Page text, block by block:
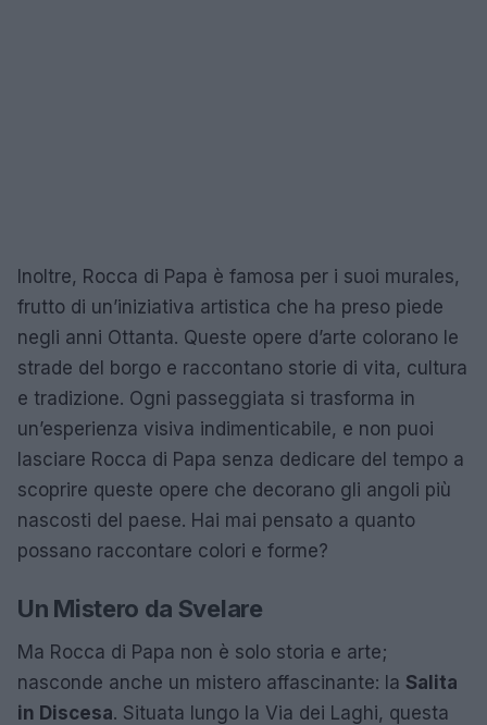
Inoltre, Rocca di Papa è famosa per i suoi murales,
frutto di un’iniziativa artistica che ha preso piede
negli anni Ottanta. Queste opere d’arte colorano le
strade del borgo e raccontano storie di vita, cultura
e tradizione. Ogni passeggiata si trasforma in
un’esperienza visiva indimenticabile, e non puoi
lasciare Rocca di Papa senza dedicare del tempo a
scoprire queste opere che decorano gli angoli più
nascosti del paese. Hai mai pensato a quanto
possano raccontare colori e forme?
Un Mistero da Svelare
Ma Rocca di Papa non è solo storia e arte;
nasconde anche un mistero affascinante: la Salita
in Discesa. Situata lungo la Via dei Laghi, questa